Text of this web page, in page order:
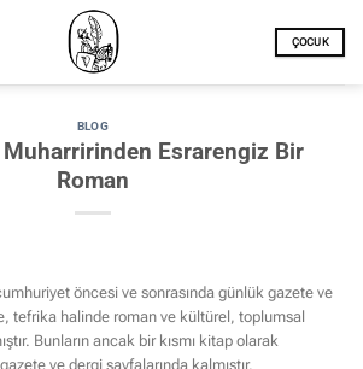
ÇOCUK
BLOG
Muharririnden Esrarengiz Bir
Roman
öncesi ve sonrasında günlük gazete ve
tefrika halinde roman ve kültürel, toplumsal
Bunların ancak bir kısmı kitap olarak
ve dergi sayfalarında kalmıştır.